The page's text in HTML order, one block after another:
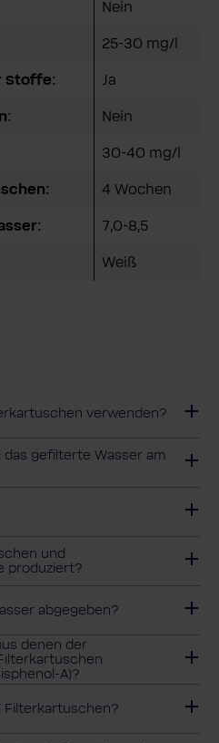
Nein
25-30 mg/l
Stoffe: Ja
Nein
30-40 mg/l
4 Wochen
7,0-8,5
Weiß
verwenden?
das gefilterte Wasser am
und
produziert?
abgegeben?
denen der
A)?
Filterkartuschen?